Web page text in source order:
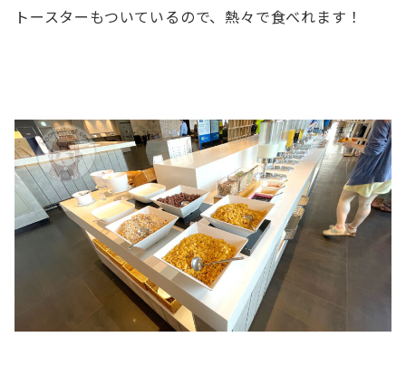
トースターもついているので、熱々で食べれます！